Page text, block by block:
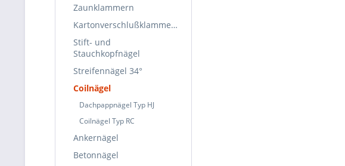
Zaunklammern
Kartonverschlußklammern
Stift- und
Stauchkopfnägel
Streifennägel 34°
Coilnägel
Dachpappnägel Typ HJ
Coilnägel Typ RC
Ankernägel
Betonnägel